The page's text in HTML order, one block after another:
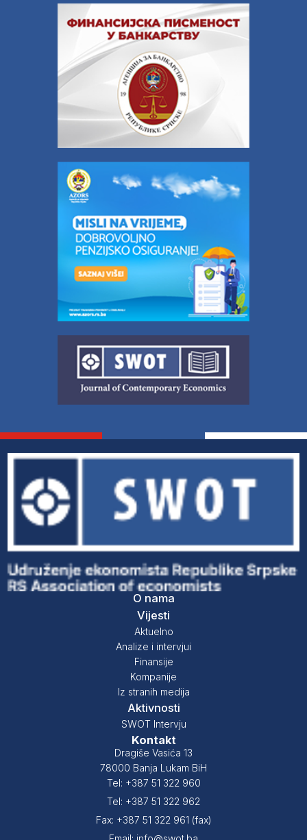
O nama
Vijesti
Aktuelno
Analize i intervjui
Finansije
Kompanije
Iz stranih medija
Aktivnosti
SWOT Intervju
Kontakt
Dragiše Vasića 13
78000 Banja Lukam BiH
Tel: +387 51 322 960
Tel: +387 51 322 962
Fax: +387 51 322 961 (fax)